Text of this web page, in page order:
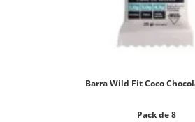
Barra Wild Fit Coco
Pack de 8